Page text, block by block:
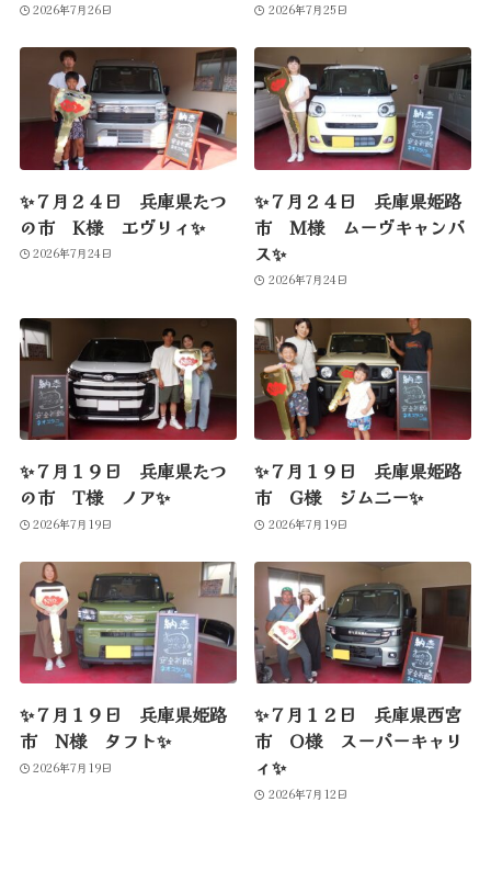
2026年7月26日 2026年7月25日
✨７月２４日 兵庫県たつ
の市 K様 エヴリィ✨
2026年7月24日
✨７月２４日 兵庫県姫路
市 M様 ムーヴキャンバ
ス✨
2026年7月24日
✨７月１９日 兵庫県たつ
の市 T様 ノア✨
2026年7月19日
✨７月１９日 兵庫県姫路
市 G様 ジムニー✨
2026年7月19日
✨７月１９日 兵庫県姫路
市 N様 タフト✨
2026年7月19日
✨７月１２日 兵庫県西宮
市 O様 スーパーキャリ
ィ✨
2026年7月12日